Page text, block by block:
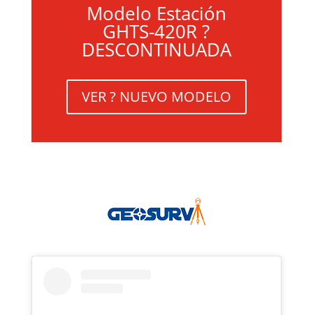
Modelo Estación
GHTS-420R ?
DESCONTINUADA
VER ? NUEVO MODELO